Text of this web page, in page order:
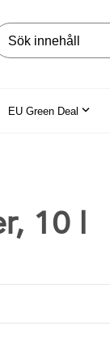
på webbplatsen
EU Green Deal
10 l